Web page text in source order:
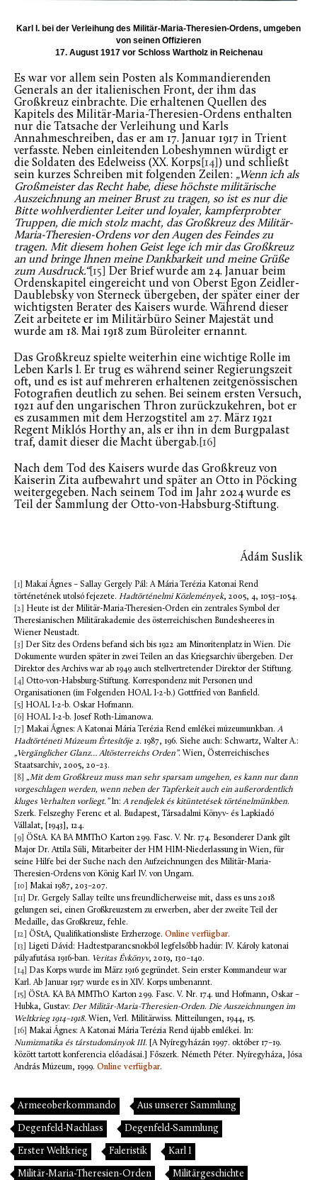
Karl I. bei der Verleihung des Militär-Maria-Theresien-Ordens, umgeben
von seinen Offizieren
17. August 1917 vor Schloss Wartholz in Reichenau
Es war vor allem sein Posten als Kommandierenden
Generals an der italienischen Front, der ihm das
Großkreuz einbrachte. Die erhaltenen Quellen des
Kapitels des Militär-Maria-Theresien-Ordens enthalten
nur die Tatsache der Verleihung und Karls
Annahmeschreiben, das er am 17. Januar 1917 in Trient
verfasste. Neben einleitenden Lobeshymnen würdigt er
die Soldaten des Edelweiss (XX. Korps [14] ) und schließt
sein kurzes Schreiben mit folgenden Zeilen: „Wenn ich als
Großmeister das Recht habe, diese höchste militärische
Auszeichnung an meiner Brust zu tragen, so ist es nur die
Bitte wohlverdienter Leiter und loyaler, kampferprobter
Truppen, die mich stolz macht, das Großkreuz des Militär-
Maria-Theresien-Ordens vor den Augen des Feindes zu
tragen. Mit diesem hohen Geist lege ich mir das Großkreuz
an und bringe Ihnen meine Dankbarkeit und meine Grüße
zum Ausdruck.“[15]
Der Brief wurde am 24. Januar beim
Ordenskapitel eingereicht und von Oberst Egon Zeidler-
Daublebsky von Sterneck übergeben, der später einer der
wichtigsten Berater des Kaisers wurde. Während dieser
Zeit arbeitete er im Militärbüro Seiner Majestät und
wurde am 18. Mai 1918 zum Büroleiter ernannt.
Das Großkreuz spielte weiterhin eine wichtige Rolle im
Leben Karls I. Er trug es während seiner Regierungszeit
oft, und es ist auf mehreren erhaltenen zeitgenössischen
Fotografien deutlich zu sehen. Bei seinem ersten Versuch,
1921 auf den ungarischen Thron zurückzukehren, bot er
es zusammen mit dem Herzogstitel am 27. März 1921
Regent Miklós Horthy an, als er ihn in dem Burgpalast
traf, damit dieser die Macht übergab. [16]
Nach dem Tod des Kaisers wurde das Großkreuz von
Kaiserin Zita aufbewahrt und später an Otto in Pöcking
weitergegeben. Nach seinem Tod im Jahr 2024 wurde es
Teil der Sammlung der Otto-von-Habsburg-Stiftung.
Ádám Suslik
[1]
Makai Ágnes – Sallay Gergely Pál: A Mária Terézia Katonai Rend
történetének utolsó fejezete. Hadtörténelmi Közlemények, 2005, 4, 1053–1054.
[2]
Heute ist der Militär-Maria-Theresien-Orden ein zentrales Symbol der
Theresianischen Militärakademie des österreichischen Bundesheeres in
Wiener Neustadt.
[3]
Der Sitz des Ordens befand sich bis 1922 am Minoritenplatz in Wien. Die
Dokumente wurden später in zwei Teilen an das Kriegsarchiv übergeben. Der
Direktor des Archivs war ab 1949 auch stellvertretender Direktor der Stiftung.
[4] Otto-von-Habsburg-Stiftung. Korrespondenz mit Personen und
Organisationen (im Folgenden HOAL I-2-b.) Gottfried von Banfield.
[5]
HOAL I-2-b. Oskar Hofmann.
[6]
HOAL I-2-b. Josef Roth-Limanowa.
[7]
Makai Ágnes: A Katonai Mária Terézia Rend emlékei múzeumunkban. A
Hadtörténeti Múzeum Értesítője 2. 1987, 196. Siehe auch: Schwartz, Walter A.:
„Vergänglicher Glanz… Altösterreichs Orden”. Wien, Österreichisches
Staatsarchiv, 2005, 20–23.
[8]
„Mit dem Großkreuz muss man sehr sparsam umgehen, es kann nur dann
vorgeschlagen werden, wenn neben der Tapferkeit auch ein außerordentlich
kluges Verhalten vorliegt.”In: A rendjelek és kitüntetések történelmünkben.
Szerk. Felszeghy Ferenc et al. Budapest, Társadalmi Könyv- és Lapkiadó
Vállalat, [1943], 124.
[9] ÖStA. KA BA MMThO Karton 299. Fasc. V. Nr. 174. Besonderer Dank gilt
Major Dr. Attila Süli, Mitarbeiter der HM HIM-Niederlassung in Wien, für
seine Hilfe bei der Suche nach den Aufzeichnungen des Militär-Maria-
Theresien-Ordens von König Karl IV. von Ungarn.
[10]
Makai 1987, 203–207.
[11]
Dr. Gergely Sallay teilte uns freundlicherweise mit, dass es uns 2018
gelungen sei, einen Großkreuzstern zu erwerben, aber der zweite Teil der
Medaille, das Großkreuz, fehle.
[12]
ÖStA, Qualifikationsliste Erzherzoge. Online verfügbar.
[13]
Ligeti Dávid: Hadtestparancsnokból legfelsőbb hadúr: IV. Károly katonai
pályafutása 1916-ban. Veritas Évkönyv, 2019, 130–140.
[14] Das Korps wurde im März 1916 gegründet. Sein erster Kommandeur war
Karl. Ab Januar 1917 wurde es in XIV. Korps umbenannt.
[15] ÖStA. KA BA MMThO Karton 299. Fasc. V. Nr. 174. und Hofmann, Oskar –
Hubka, Gustav: Der Militär-Maria-Theresien-Orden. Die Auszeichnungen im
Weltkrieg 1914–1918. Wien, Verl. Militärwiss. Mitteilungen, 1944, 15.
[16]
Makai Ágnes: A Katonai Mária Terézia Rend újabb emlékei. In:
Numizmatika és társtudományok III. [A Nyíregyházán 1997. október 17–19.
között tartott konferencia előadásai.] Főszerk. Németh Péter. Nyíregyháza, Jósa
András Múzeum, 1999. Online verfügbar.
Armeeoberkommando Aus unserer Sammlung
Degenfeld-Nachlass Degenfeld-Sammlung
Erster Weltkrieg Faleristik Karl I
Militär-Maria-Theresien-Orden Militärgeschichte